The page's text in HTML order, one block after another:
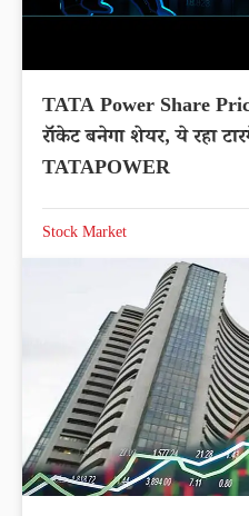
TATA Power Share
रॉकेट बनेगा शेयर, ये रहा
TATAPOWER
Stock Market